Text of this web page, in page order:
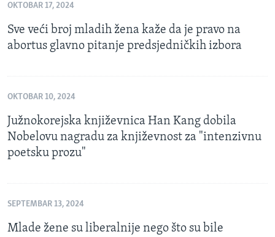
OKTOBAR 17, 2024
Sve veći broj mladih žena kaže da je pravo na
abortus glavno pitanje predsjedničkih izbora
OKTOBAR 10, 2024
Južnokorejska književnica Han Kang dobila
Nobelovu nagradu za književnost za "intenzivnu
poetsku prozu"
SEPTEMBAR 13, 2024
Mlade žene su liberalnije nego što su bile